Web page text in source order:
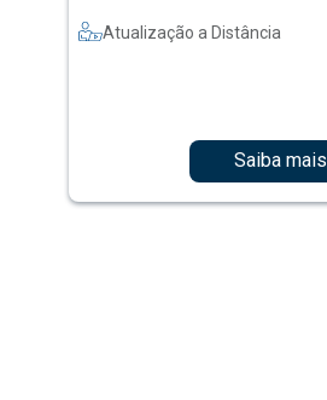
Atualização a Distância
Saiba mais